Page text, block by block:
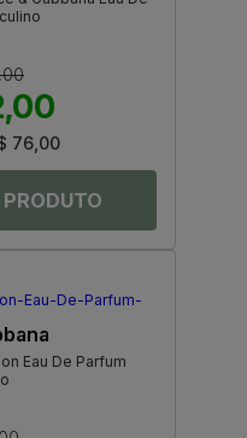
76,00
Eau De Parfum